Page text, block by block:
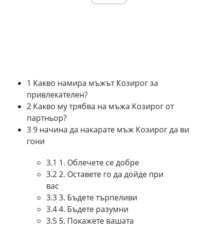
1 Какво намира мъжът Козирог за
привлекателен?
2 Какво му трябва на мъжа Козирог от
партньор?
3 9 начина да накарате мъж Козирог да ви
гони
3.1 1. Облечете се добре
3.2 2. Оставете го да дойде при
вас
3.3 3. Бъдете търпеливи
3.4 4. Бъдете разумни
3.5 5. Покажете вашата